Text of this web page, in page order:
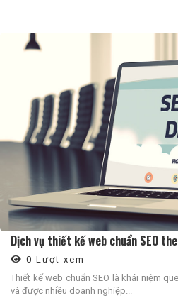
Dịch vụ thiết kế web chuẩn SEO
0 Lượt xem
Thiết kế web chuẩn SEO là khái niệm
và được nhiều doanh nghiệp...